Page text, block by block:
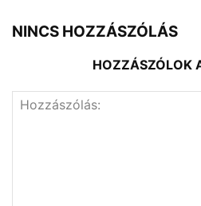
NINCS HOZZÁSZÓLÁS
HOZZÁSZÓLOK